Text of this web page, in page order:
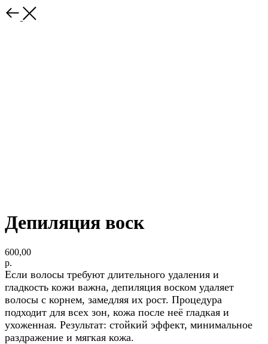
Депиляция воск
600,00
р.
Если волосы требуют длительного удаления и
гладкость кожи важна, депиляция воском удаляет
волосы с корнем, замедляя их рост. Процедура
подходит для всех зон, кожа после неё гладкая и
ухоженная. Результат: стойкий эффект, минимальное
раздражение и мягкая кожа.